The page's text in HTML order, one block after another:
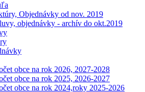
Objednávky od nov. 2019
objednávky - archív do okt.2019
obce na rok 2026, 2027-2028
obce na rok 2025, 2026-2027
obce na rok 2024,roky 2025-2026